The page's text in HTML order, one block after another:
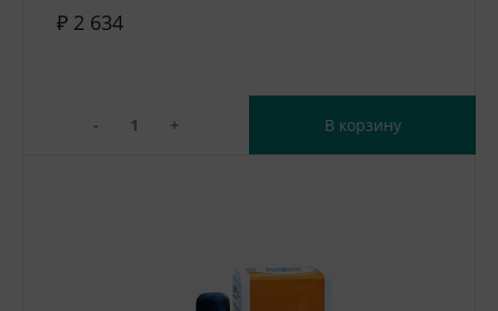
₽ 2 634
- + В корзину